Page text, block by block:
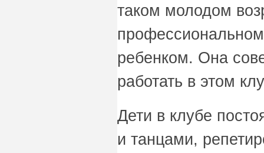
таком молодом
ребенком. Она
работать в этом
Дети в клубе
и танцами,